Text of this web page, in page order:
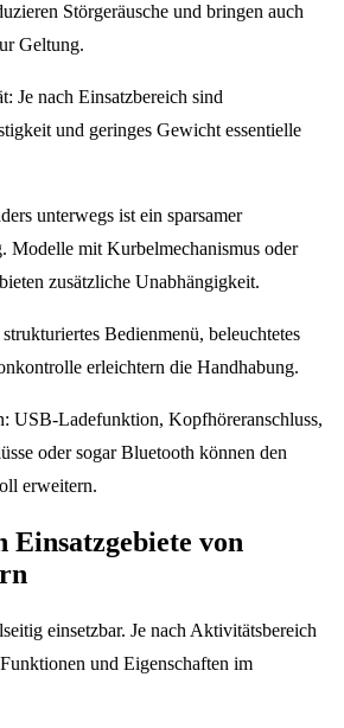
Störgeräusche und bringen auch
Geltung.
Je nach Einsatzbereich sind
und geringes Gewicht essentielle
unterwegs ist ein sparsamer
Modelle mit Kurbelmechanismus oder
zusätzliche Unabhängigkeit.
Bedienmenü, beleuchtetes
erleichtern die Handhabung.
USB-Ladefunktion, Kopfhöreranschluss,
oder sogar Bluetooth können den
erweitern.
Einsatzgebiete von
einsetzbar. Je nach Aktivitätsbereich
und Eigenschaften im